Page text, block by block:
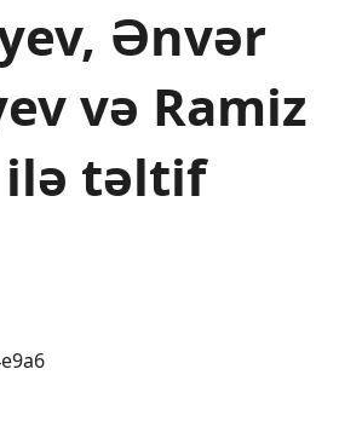
Ənvər
və Ramiz
ilə təltif